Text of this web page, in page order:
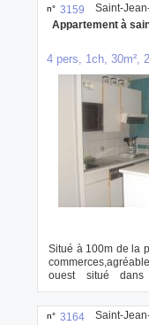
n° 3159
Appartement à
4 pers, 1ch, 30m²,
Situé à 100m de la
ouest situé
comprenant,...
Saint-
n° 3164
Saint-